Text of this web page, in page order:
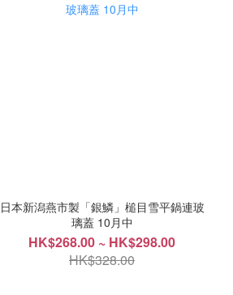
日本新潟燕市製「銀鱗」槌目雪平鍋連玻
璃蓋 10月中
HK$268.00 ~ HK$298.00
HK$328.00